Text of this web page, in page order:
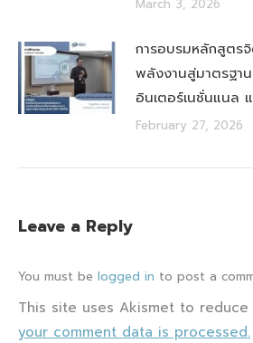
March 3, 2026
การอบรมหลักสูตร
พลังงานสู่มาตรฐา
อินเตอร์เนชั่นแนล
February 27, 2026
Leave a Reply
You must be logged in to post a
This site uses Akismet to reduce
your comment data is processed.